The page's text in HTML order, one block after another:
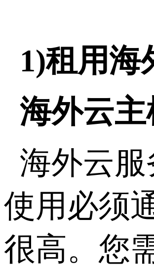
1)租用海
海外云
海外云
使用必须
很高。您